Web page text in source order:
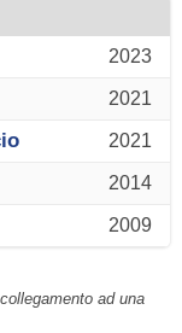
2023
2021
2021
2014
2009
ad una